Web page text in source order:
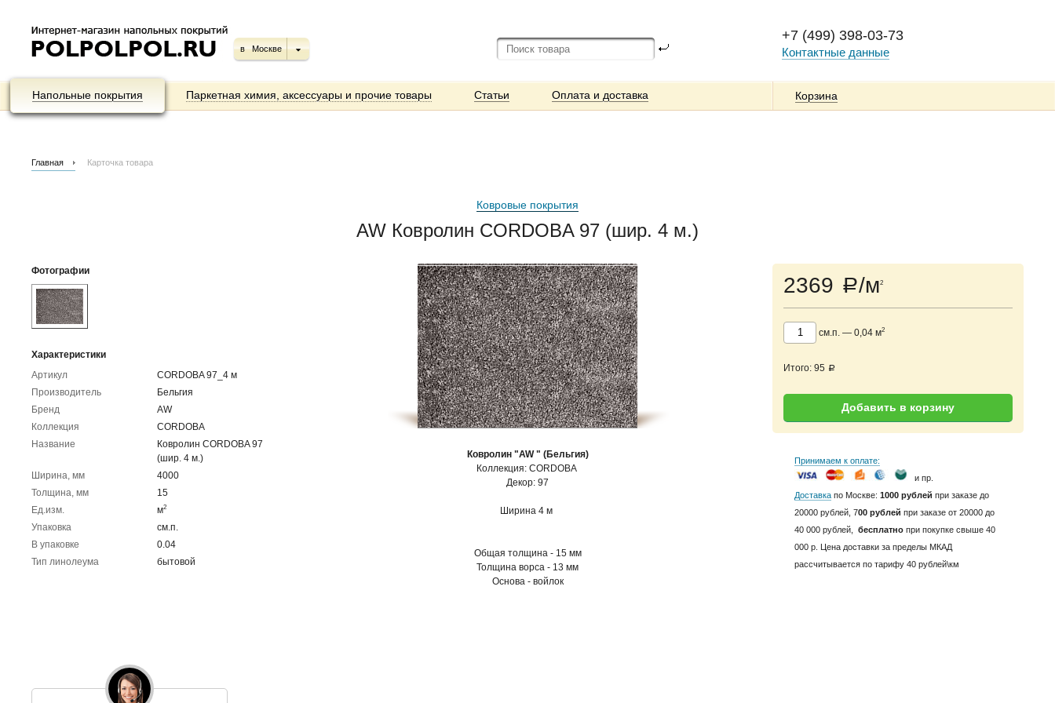
в Москве
+7 (499) 398-03-73
Контактные данные
Напольные покрытия Паркетная химия, аксессуары и прочие товары Статьи Оплата и доставка Корзина
Главная Карточка товара
Ковровые покрытия
AW Ковролин CORDOBA 97 (шир. 4 м.)
Фотографии
Характеристики
Артикул
CORDOBA 97_4 м
Производитель
Бельгия
Бренд
AW
Коллекция
CORDOBA
Название
Ковролин CORDOBA 97
(шир. 4 м.)
Ширина, мм
4000
Толщина, мм
15
Ед.изм.
м2
Упаковка
cм.п.
В упаковке
0.04
Тип линолеума
бытовой
2369 a/м2
см.п. — 0,04 м2
Итого: 95 a
Добавить в корзину
Принимаем к оплате:
и пр.
Доставка по Москве: 1000 рублей при заказе до
20000 рублей, 700 рублей при заказе от 20000 до
40 000 рублей, бесплатно при покупке свыше 40
000 р. Цена доставки за пределы МКАД
рассчитывается по тарифу 40 рублей\км
Ковролин "AW " (Бельгия)
Коллекция: CORDOBA
Декор: 97
Ширина 4 м
Общая толщина - 15 мм
Толщина ворса - 13 мм
Основа - войлок